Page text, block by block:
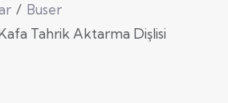
Buser
Tahrik Aktarma Dişlisi